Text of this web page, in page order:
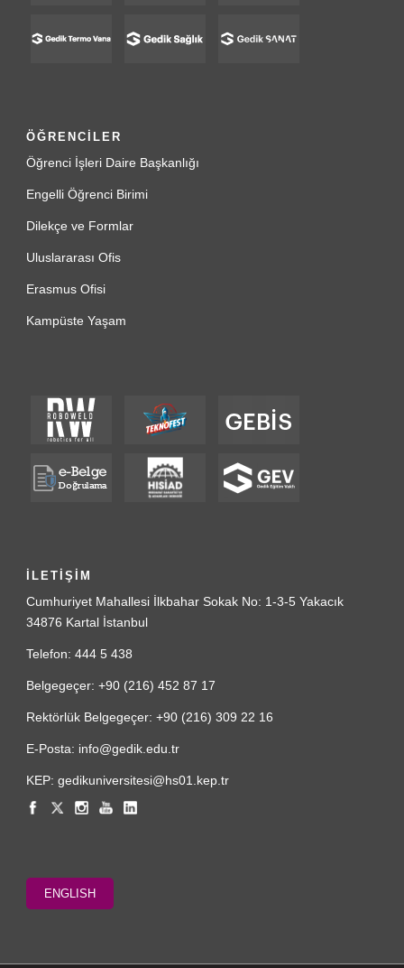
ÖĞRENCİLER
Öğrenci İşleri Daire Başkanlığı
Engelli Öğrenci Birimi
Dilekçe ve Formlar
Uluslararası Ofis
Erasmus Ofisi
Kampüste Yaşam
İLETİŞİM
Cumhuriyet Mahallesi İlkbahar Sokak No: 1-3-5 Yakacık
34876 Kartal İstanbul
Telefon: 444 5 438
Belgegeçer: +90 (216) 452 87 17
Rektörlük Belgegeçer: +90 (216) 309 22 16
E-Posta: info@gedik.edu.tr
KEP: gedikuniversitesi@hs01.kep.tr
ENGLISH